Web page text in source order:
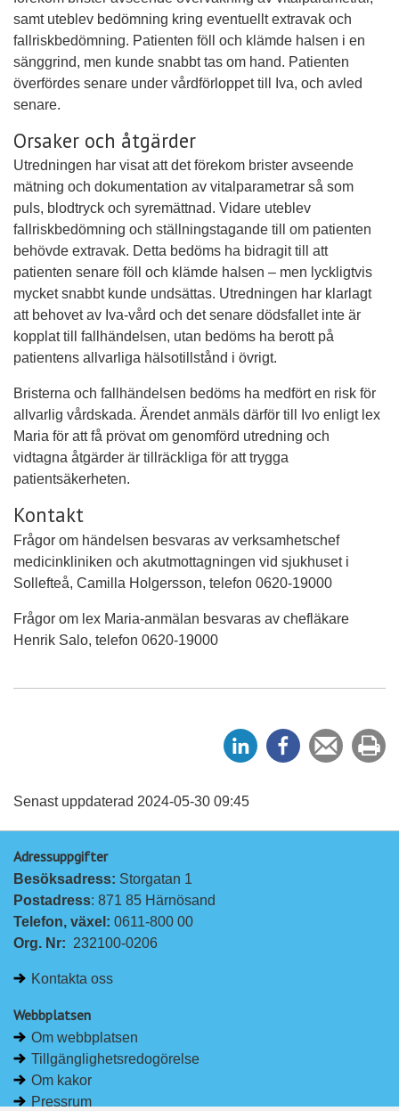
samt uteblev bedömning kring eventuellt extravak och
fallriskbedömning. Patienten föll och klämde halsen i en
sänggrind, men kunde snabbt tas om hand. Patienten
överfördes senare under vårdförloppet till Iva, och avled
senare.
Orsaker och åtgärder
Utredningen har visat att det förekom brister avseende
mätning och dokumentation av vitalparametrar så som
puls, blodtryck och syremättnad. Vidare uteblev
fallriskbedömning och ställningstagande till om patienten
behövde extravak. Detta bedöms ha bidragit till att
patienten senare föll och klämde halsen – men lyckligtvis
mycket snabbt kunde undsättas. Utredningen har klarlagt
att behovet av Iva-vård och det senare dödsfallet inte är
kopplat till fallhändelsen, utan bedöms ha berott på
patientens allvarliga hälsotillstånd i övrigt.
Bristerna och fallhändelsen bedöms ha medfört en risk för
allvarlig vårdskada. Ärendet anmäls därför till Ivo enligt lex
Maria för att få prövat om genomförd utredning och
vidtagna åtgärder är tillräckliga för att trygga
patientsäkerheten.
Kontakt
Frågor om händelsen besvaras av verksamhetschef
medicinkliniken och akutmottagningen vid sjukhuset i
Sollefteå, Camilla Holgersson, telefon 0620-19000
Frågor om lex Maria-anmälan besvaras av chefläkare
Henrik Salo, telefon 0620-19000
e
e
Tipsa
en
ut
Senast uppdaterad 2024-05-30 09:45
Adressuppgifter
Besöksadress: Storgatan 1
Postadress: 871 85 Härnösand
Telefon, växel: 0611-800 00
Org. Nr: 232100-0206
Kontakta oss
Webbplatsen
Om webbplatsen
Tillgänglighetsredogörelse
Om kakor
Pressrum